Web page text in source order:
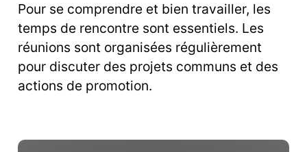
Pour se comprendre et bien travailler, les
temps de rencontre sont essentiels. Les
réunions sont organisées régulièrement
pour discuter des projets communs et des
actions de promotion.